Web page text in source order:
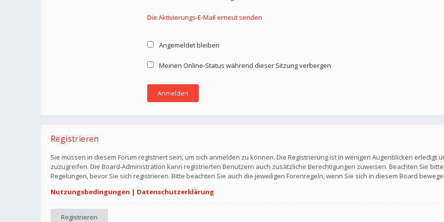
Die Aktivierungs-E-Mail erneut senden
Angemeldet bleiben
Meinen Online-Status während dieser Sitzung verbergen
Registrieren
Sie müssen in diesem Forum registriert sein, um sich anmelden zu können. Die Registrierung ist in wenigen Augenblicken erledigt
zuzugreifen. Die Board-Administration kann registrierten Benutzern auch zusätzliche Berechtigungen zuweisen. Beachten Sie
Regelungen, bevor Sie sich registrieren. Bitte beachten Sie auch die jeweiligen Forenregeln, wenn Sie sich in diesem Board
Nutzungsbedingungen | Datenschutzerklärung
Registrieren